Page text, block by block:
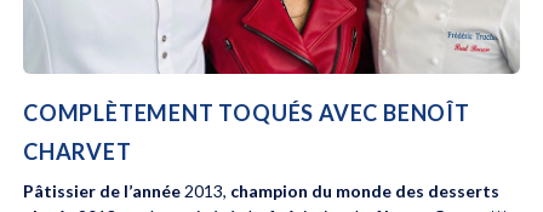
COMPLÈTEMENT TOQUÉS AVEC BENOÎT
CHARVET
Pâtissier de l’année2013, champion du monde des desserts